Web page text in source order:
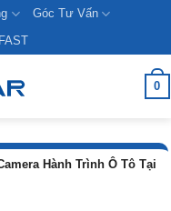
Góc Tư Vấn
0
Hành Trình Ô Tô Tại